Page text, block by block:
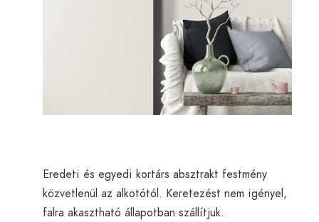
Eredeti és egyedi kortárs absztrakt festmény
közvetlenül az alkotótól. Keretezést nem igényel,
falra akasztható állapotban szállítjuk.